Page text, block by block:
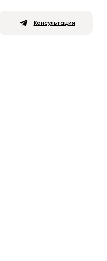
Консультация